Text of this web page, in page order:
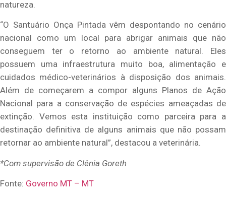
natureza.
“O Santuário Onça Pintada vêm despontando no cenário
nacional como um local para abrigar animais que não
conseguem ter o retorno ao ambiente natural. Eles
possuem uma infraestrutura muito boa, alimentação e
cuidados médico-veterinários à disposição dos animais.
Além de começarem a compor alguns Planos de Ação
Nacional para a conservação de espécies ameaçadas de
extinção. Vemos esta instituição como parceira para a
destinação definitiva de alguns animais que não possam
retornar ao ambiente natural”, destacou a veterinária.
*Com supervisão de Clênia Goreth
Fonte: Governo MT – MT